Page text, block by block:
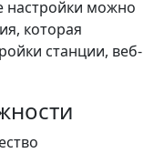
настройки можно
которая
станции, веб-